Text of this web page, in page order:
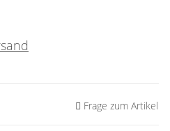
Frage zum Artikel